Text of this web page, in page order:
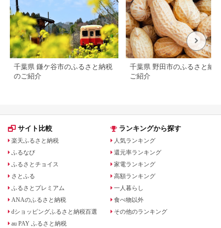
千葉県 鎌ケ谷市のふるさと納税
のご紹介
千葉県 野田市のふるさと納
ご紹介
サイト比較
楽天ふるさと納税
ふるなび
ふるさとチョイス
さとふる
ふるさとプレミアム
ANAのふるさと納税
dショッピングふるさと納税百選
au PAY ふるさと納税
ランキングから探す
人気ランキング
還元率ランキング
家電ランキング
高額ランキング
一人暮らし
食べ物以外
その他のランキング